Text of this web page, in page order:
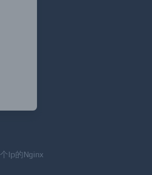
Ip的Nginx